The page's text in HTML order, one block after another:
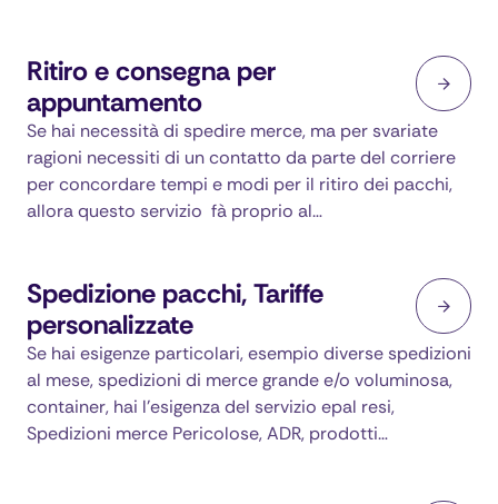
Ritiro e consegna per
appuntamento
Se hai necessità di spedire merce, ma per svariate
ragioni necessiti di un contatto da parte del corriere
per concordare tempi e modi per il ritiro dei pacchi,
allora questo servizio fà proprio al…
Spedizione pacchi, Tariffe
personalizzate
Se hai esigenze particolari, esempio diverse spedizioni
al mese, spedizioni di merce grande e/o voluminosa,
container, hai l’esigenza del servizio epal resi,
Spedizioni merce Pericolose, ADR, prodotti…